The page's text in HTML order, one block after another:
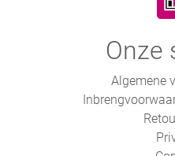
Onze
Algemene